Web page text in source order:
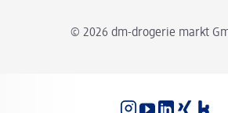
© 2026 dm-drogerie markt